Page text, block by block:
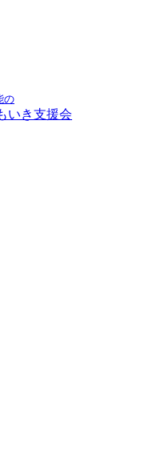
の
いき支援会